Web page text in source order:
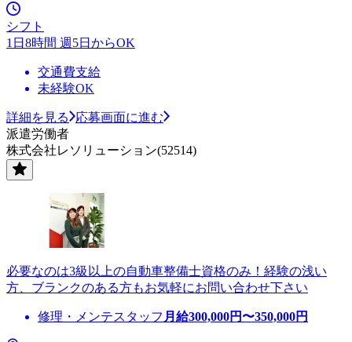
シフト
1日8時間 週5日からOK
交通費支給
未経験OK
詳細を見る
応募画面に進む
派遣労働者
株式会社レソリューション(52514)
必要なのは3級以上の自動車整備士資格のみ！経験の浅い
方、ブランクのある方もお気軽にお問い合わせ下さい
修理・メンテスタッフ 月給300,000円〜350,000円